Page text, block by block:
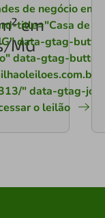
em
MG
de negócio em
title="Casa de
data-gtag-
data-gtag-button-
" data-gtag-
o leilão